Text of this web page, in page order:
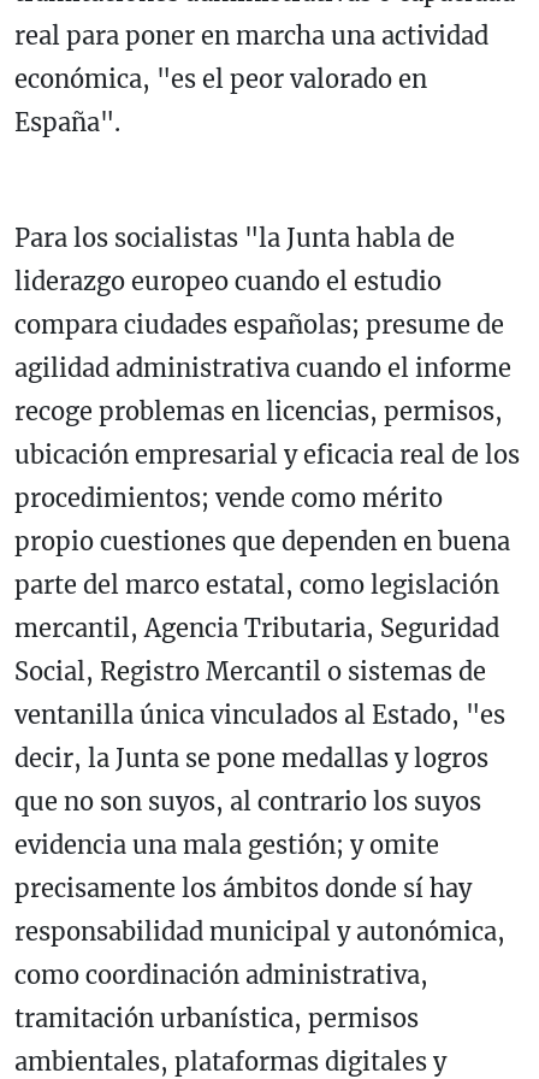
real para poner en marcha una actividad
económica, "es el peor valorado en
España".
Para los socialistas "la Junta habla de
liderazgo europeo cuando el estudio
compara ciudades españolas; presume de
agilidad administrativa cuando el informe
recoge problemas en licencias, permisos,
ubicación empresarial y eficacia real de los
procedimientos; vende como mérito
propio cuestiones que dependen en buena
parte del marco estatal, como legislación
mercantil, Agencia Tributaria, Seguridad
Social, Registro Mercantil o sistemas de
ventanilla única vinculados al Estado, "es
decir, la Junta se pone medallas y logros
que no son suyos, al contrario los suyos
evidencia una mala gestión; y omite
precisamente los ámbitos donde sí hay
responsabilidad municipal y autonómica,
como coordinación administrativa,
tramitación urbanística, permisos
ambientales, plataformas digitales y